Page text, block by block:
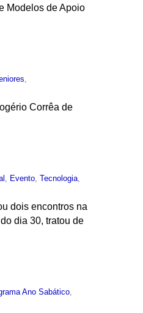
Modelos de Apoio
,
Corrêa de
Evento ,Tecnologia
dois encontros na
dia 30, tratou de
Ano Sabático